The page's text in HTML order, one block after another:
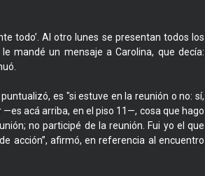
todo’. Al otro lunes se presentan todos los
mandé un mensaje a Carolina, que decía:
es "si estuve en la reunión o no: sí,
acá arriba, en el piso 11—, cosa que hago
no participé de la reunión. Fui yo el que
acción”, afirmó, en referencia al encuentro